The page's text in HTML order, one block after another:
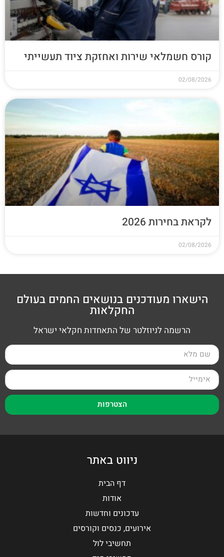
קורס חשמלאי שירות ואחזקת ציוד תעשייתי
02/08/2026
לקראת בחירות 2026
02/08/2026
הישארו מעודכנים בנושאים החמים בעולם
החקלאות
הרשמה לניוזלטר של התאחדות חקלאי ישראל
הצטרפות
ניווט באתר
דף הבית
אודות
עדכונים וחדשות
אירועים, כנסים וקורסים
תחשיבי לול